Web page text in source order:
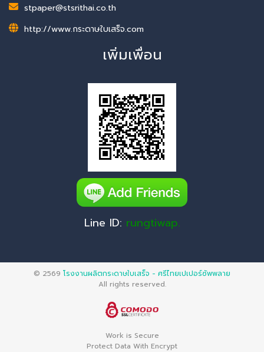
stpaper@stsrithai.co.th
http://www.กระดาษใบเสร็จ.com
เพิ่มเพื่อน
Line ID: rungtiwap.
© 2569 โรงงานผลิตกระดาษใบเสร็จ - ศรีไทยเปเปอร์ซัพพลาย
All rights reserved.
Work is Secure
Protect Data With Encrypt